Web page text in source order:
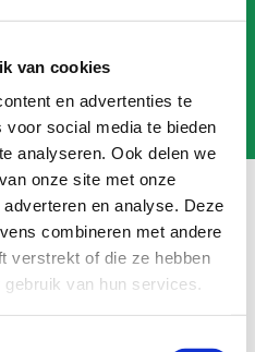
van cookies
en advertenties te
social media te bieden
analyseren. Ook delen we
onze site met onze
en analyse. Deze
combineren met andere
verstrekt of die ze hebben
van hun services.